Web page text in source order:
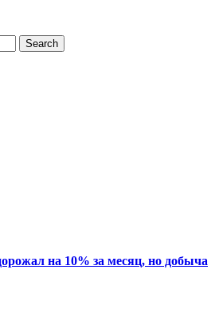
на 10% за месяц, но добыча